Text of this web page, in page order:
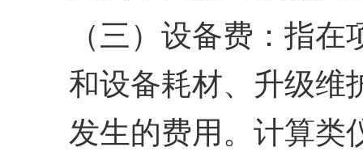
（三）设备费：指
和设备耗材、升级维
发生的费用。计算类